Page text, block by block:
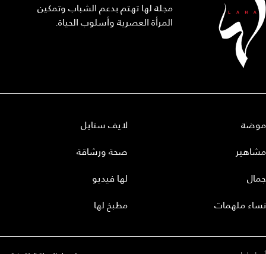
مجلة لها تهتم بدعم الشباب وتمكين
المرأة العصرية وأسلوب الحياة.
موضة
مشاهير
جمال
نساء ملهمات
لايف ستايل
صحة ورشاقة
لها فيديو
مطبخ لها